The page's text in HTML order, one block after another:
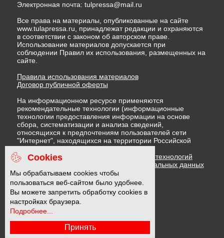
Электронная почта: tulpressa@mail.ru
Все права на материалы, опубликованные на сайте
www.tulapressa.ru, принадлежат редакции и охраняются
в соответствии с законом об авторском праве.
Использование материалов допускается при
соблюдении Правил их использования, размещенных на
сайте.
Правила использования материалов
Договор публичной оферты
На информационном ресурсе применяются
рекомендательные технологии (информационные
технологии предоставления информации на основе
сбора, систематизации и анализа сведений,
относящихся к предпочтениям пользователей сети
"Интернет", находящихся на территории Российской
Федерации)
Правила применения рекомендательных технологий
Политика в отношении обработки персональных данных
Политика обработки файлов cookie
16 +
Cookies
Мы обрабатываем cookies чтобы
пользоваться веб-сайтом было удобнее.
Вы можете запретить обработку cookies в
настройках браузера.
Подробнее...
Принять